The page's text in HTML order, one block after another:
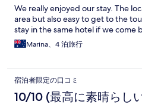
We really enjoyed our stay. The
area but also easy to get to the
stay in the same hotel if we come
Marina、4 泊旅行
宿泊者限定の口コミ
10/10 (最高に素晴らし